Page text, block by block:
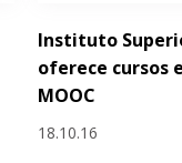
Instituto
oferece cursos
MOOC
18.10.16